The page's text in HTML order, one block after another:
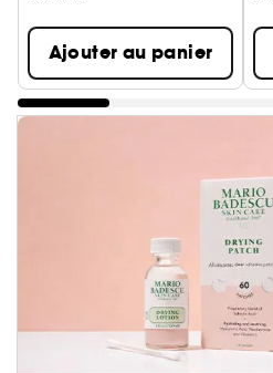
Ajouter au panier